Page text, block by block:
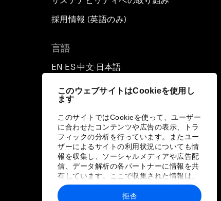
このウェブサイトはCookieを使用し
ます
このサイトではCookieを使って、ユーザー
に合わせたコンテンツや広告の表示、トラ
フィックの分析を行っています。またユー
ザーによるサイトの利用状況についても情
報を収集し、ソーシャルメディアや広告配
信、データ解析の各パートナーに情報を共
有しています。ここで収集された情報は、
ユーザーが各パートナーに提供した他の情
報や各パートナーのサービスを使用した際
拒否
採用情報 (英語のみ)
言語
EN ▪ ES▪中文▪ 日本語